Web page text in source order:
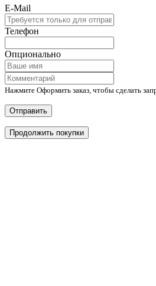
E-Mail
Телефон
Опционально
Нажмите Оформить заказ, чтобы сделать
Отправить
Продолжить покупки